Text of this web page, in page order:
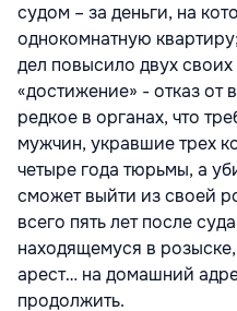
судом – за деньги, на
однокомнатную
дел повысило двух своих
«достижение» - отказ от
редкое в органах, что
мужчин, укравшие трех
четыре года тюрьмы, а
сможет выйти из своей
всего пять лет после
находящемуся в
арест… на домашний
продолжить.